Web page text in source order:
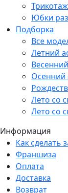
Юбки
Подборка
Все
Летний
Осенний
Лето со
Лето со
Информация
Как сделать
Франшиза
Оплата
Доставка
Возврат